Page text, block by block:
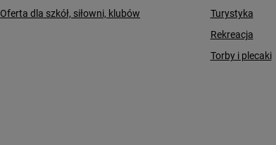
Oferta dla szkół, siłowni, klubów
Turystyka
Rekreacja
Torby i plecaki